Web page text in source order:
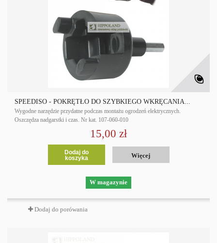
SPEEDISO - POKRĘTŁO DO SZYBKIEGO WKRĘCANIA...
Wygodne narzędzie przydatne podczas montażu ogrodzeń elektrycznych.
Oszczędza nadgarstki i czas. Nr kat. 107-060-010
15,00 zł
Dodaj do
koszyka
Więcej
W magazynie
Dodaj do porówania